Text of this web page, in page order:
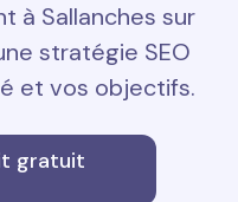
à Sallanches sur
stratégie SEO
et vos objectifs.
gratuit